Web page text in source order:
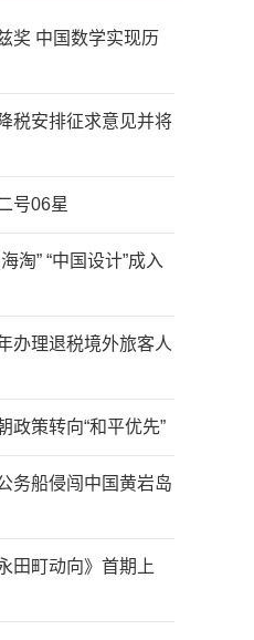
奖 中国数学实现历
税安排征求意见并将
号06星
淘” “中国设计”成入
办理退税境外旅客人
政策转向“和平优先”
务船侵闯中国黄岩岛
田町动向》首期上